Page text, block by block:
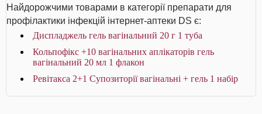
Найдорожчими товарами в категорії препарати для
профілактики інфекцій інтернет-аптеки DS є:
Диспладжель гель вагінальний 20 г 1 туба
Кольпофікс +10 вагінальних аплікаторів гель
вагінальний 20 мл 1 флакон
Ревітакса 2+1 Супозиторiї вагiнальнi + гель 1 набір